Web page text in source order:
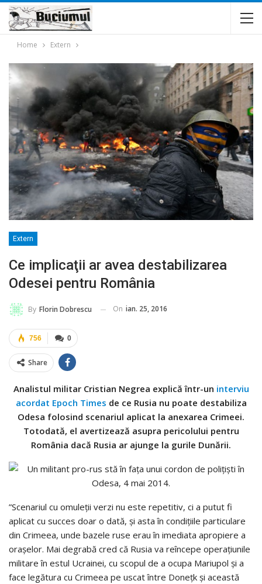
Home Extern
Extern
Ce implicaţii ar avea destabilizarea
Odesei pentru România
By Florin Dobrescu On ian. 25, 2016
0
756
Share
Analistul militar Cristian Negrea explică într-un interviu
acordat Epoch Times de ce Rusia nu poate destabiliza
Odesa folosind scenariul aplicat la anexarea Crimeei.
Totodată, el avertizează asupra pericolului pentru
România dacă Rusia ar ajunge la gurile Dunării.
”Scenariul cu omuleţii verzi nu este repetitiv, ci a putut fi
aplicat cu succes doar o dată, şi asta în condiţiile particulare
din Crimeea, unde bazele ruse erau în imediata apropiere a
oraşelor. Mai degrabă cred că Rusia va reîncepe operaţiunile
militare în estul Ucrainei, cu scopul de a ocupa Mariupol şi a
face legătura cu Crimeea pe uscat între Doneţk şi această